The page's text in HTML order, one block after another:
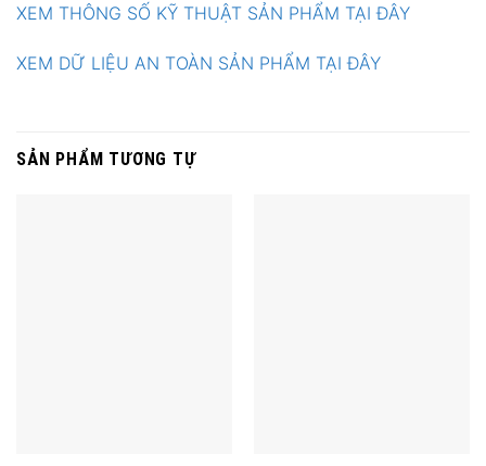
XEM THÔNG SỐ KỸ THUẬT SẢN PHẨM TẠI ĐÂY
XEM DỮ LIỆU AN TOÀN SẢN PHẨM TẠI ĐÂY
SẢN PHẨM TƯƠNG TỰ